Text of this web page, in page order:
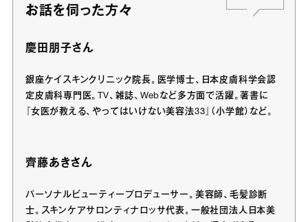
お話を伺った方々
慶田朋子さん
銀座ケイスキンクリニック院長。医学博士、日本皮膚科学会認
定皮膚科専門医。TV、雑誌、Webなど多方面で活躍。著書に
『女医が教える、やってはいけない美容法33』（小学館）など。
齊藤あきさん
パーソナルビューティープロデューサー。美容師、毛髪診断
士。スキンケアサロンティナロッサ代表。一般社団法人日本美